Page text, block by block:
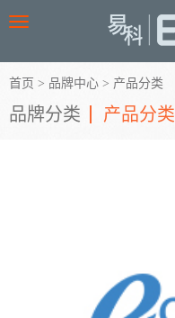
Toggle
首页 > 品牌中心 > 产品分类
品牌分类 产品分类